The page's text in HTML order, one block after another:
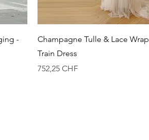
-
Vista rápida
Champagne Tulle & Lace Wrap
Train Dress
Precio
752,25 CHF